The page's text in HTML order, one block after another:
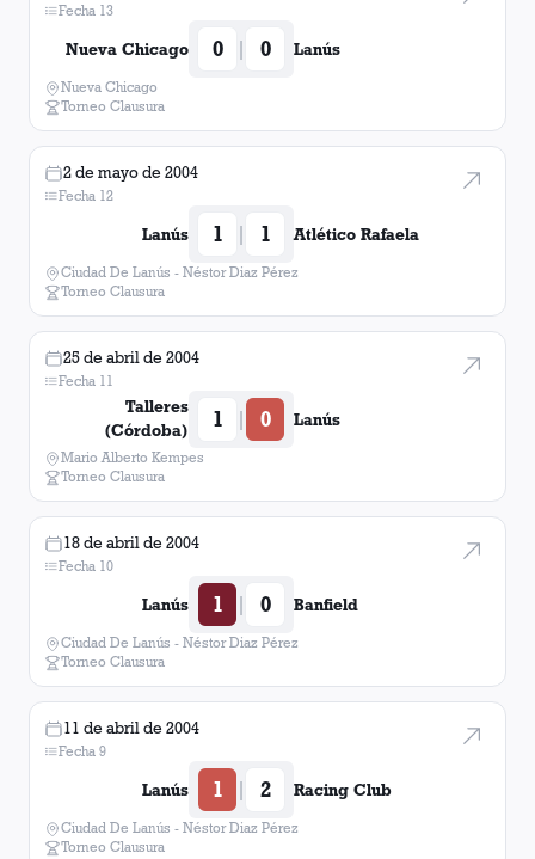
Fecha 13
Nueva Chicago 0 | 0 Lanús
Nueva Chicago
Torneo Clausura
2 de mayo de 2004
Fecha 12
Lanús 1 | 1 Atlético Rafaela
Ciudad De Lanús - Néstor Diaz Pérez
Torneo Clausura
25 de abril de 2004
Fecha 11
Talleres
(Córdoba)
1 | 0 Lanús
Mario Alberto Kempes
Torneo Clausura
18 de abril de 2004
Fecha 10
Lanús 1 | 0 Banfield
Ciudad De Lanús - Néstor Diaz Pérez
Torneo Clausura
11 de abril de 2004
Fecha 9
Lanús 1 | 2 Racing Club
Ciudad De Lanús - Néstor Diaz Pérez
Torneo Clausura